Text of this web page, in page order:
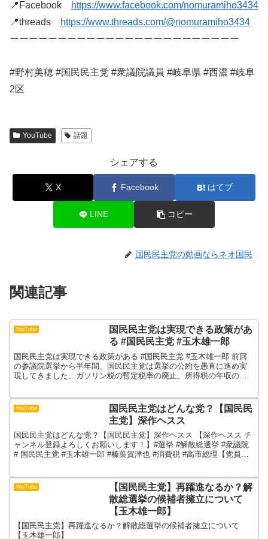
📍Facebook
https://www.facebook.com/nomuramiho3434
📍threads
https://www.threads.com/@nomuramiho3434
ーーーーーーーーーーーーーーーーーーーーーーーー
#野村美穂 #国民民主党 #衆議院議員 #岐阜県 #西濃 #岐阜
2区
YouTube 話題
シェアする
X Facebook はてブ
LINE コピー
国民民主党の動画ならネオ国民
関連記事
YouTube
国民民主党は実現できる政策があ
る #国民民主党 #玉木雄一郎
国民民主党は実現できる政策がある #国民民主党 #玉木雄一郎 前回
の参議院選挙から半年間、国民民主党は選挙の公約を愚直に進め実
現してきました。ガソリン税の暫定税率の廃止、所得税の年収の壁
YouTube
国民民主党はどんな党？【国民民
主党】深作ヘスス
国民民主党はどんな党？【国民民主党】深作ヘスス 【深作ヘスス チ
ャンネル登録よろしくお願いします！】#選挙 #解散総選挙 #衆議院
# 国民民主党 #玉木雄一郎 #榛葉賀津也 #消費税 #高市総理【党員サ
YouTube
【国民民主党】再躍進なるか？解
散総選挙の候補者擁立について
【玉木雄一郎】
【国民民主党】再躍進なるか？解散総選挙の候補者擁立について
【玉木雄一郎】